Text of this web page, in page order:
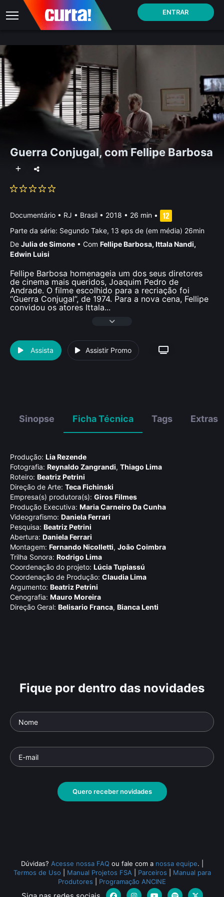
ENTRAR
Guerra Conjugal, com Fellipe Barbosa
Documentário • RJ • Brasil • 2018 • 26 min •
Parte da série: Segundo Take, 13 eps de (em média) 26min
De Julia de Simone • Com Fellipe Barbosa, Ittala Nandi,
Edwin Luisi
Fellipe Barbosa homenageia um dos seus diretores
de cinema mais queridos, Joaquim Pedro de
Andrade. O filme escolhido para a recriação foi
“Guerra Conjugal”, de 1974. Para a nova cena, Fellipe
convidou os atores Ittala...
Assista Assistir Promo
Sinopse Ficha Técnica Tags Extras
Produção: Lia Rezende
Fotografia: Reynaldo Zangrandi, Thiago Lima
Roteiro: Beatriz Petrini
Direção de Arte: Teca Fichinski
Empresa(s) produtora(s): Giros Filmes
Produção Executiva: Maria Carneiro Da Cunha
Videografismo: Daniela Ferrari
Pesquisa: Beatriz Petrini
Abertura: Daniela Ferrari
Montagem: Fernando Nicolletti, João Coimbra
Trilha Sonora: Rodrigo Lima
Coordenação do projeto: Lúcia Tupiassú
Coordenação de Produção: Claudia Lima
Argumento: Beatriz Petrini
Cenografia: Mauro Moreira
Direção Geral: Belisario Franca, Bianca Lenti
Linduarte Noronha
Documentário• DeGeraldo Sarno• 26 min •
Fique por dentro das novidades
Quero receber novidades
Dúvidas? Acesse nossa FAQ ou fale com a nossa equipe.
Termos de Uso
Manual Projetos FSA Parceiros
Manual para
Produtores
Programação ANCINE